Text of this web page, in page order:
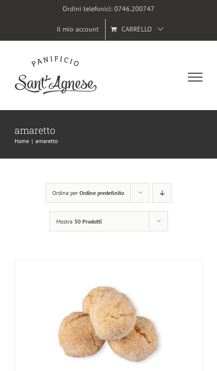
Ordini telefonici: 0746.200747
Il mio account CARRELLO
amaretto
Home | amaretto
Ordina per Ordine predefinito
Mostra 30 Prodotti